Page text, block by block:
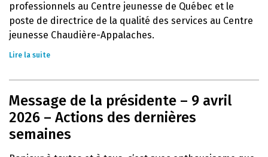
professionnels au Centre jeunesse de Québec et le
poste de directrice de la qualité des services au Centre
jeunesse Chaudière-Appalaches.
Lire la suite
Message de la présidente – 9 avril
2026 – Actions des dernières
semaines